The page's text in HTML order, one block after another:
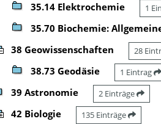
35.14 Elektrochemie 1
35.70 Biochemie:
38 Geowissenschaften 28
38.73 Geodäsie 1 Eintrag
39 Astronomie 2 Einträge
42 Biologie 135 Einträge